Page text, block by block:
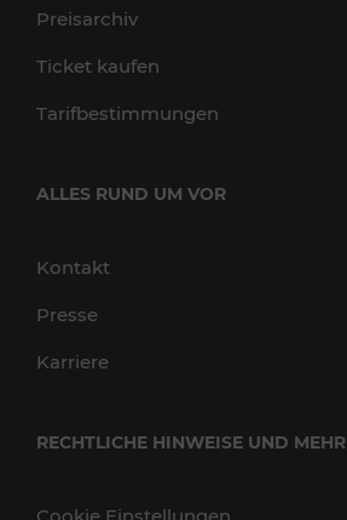
Preisarchiv
Ticket kaufen
Tarifbestimmungen
ALLES RUND UM VOR
Kontakt
Presse
Karriere
RECHTLICHE HINWEISE UND MEHR